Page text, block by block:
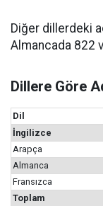
Diğer dillerdeki
Almancada 822
Dillere Göre
Dil
İngilizce
Arapça
Almanca
Fransızca
Toplam